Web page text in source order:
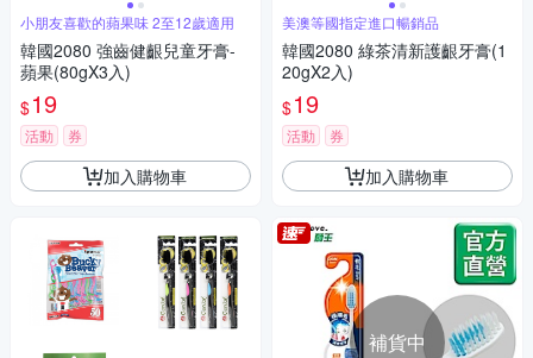
小朋友喜歡的蘋果味 2至12歲適用
韓國2080 強齒健齦兒童牙膏-
蘋果(80gX3入)
$19
活動 券
加入購物車
美澳等國指定進口暢銷品
韓國2080 綠茶清新護齦牙膏(1
20gX2入)
$19
活動 券
加入購物車
補貨中